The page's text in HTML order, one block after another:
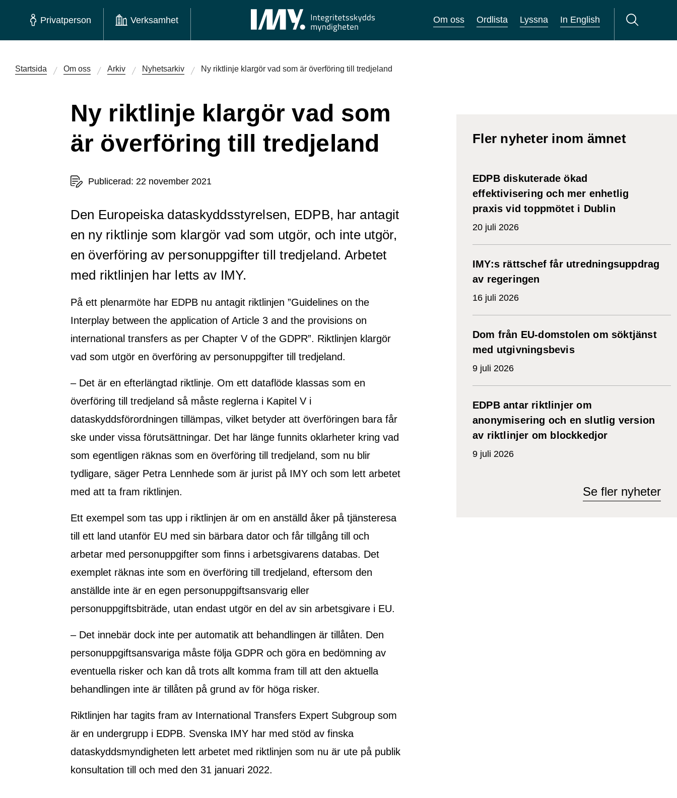
Privatperson Verksamhet Om oss Ordlista Lyssna In English
Startsida Om oss Arkiv Nyhetsarkiv Ny riktlinje klargör vad som är överföring till tredjeland
Ny riktlinje klargör vad som
är överföring till tredjeland
Publicerad: 22 november 2021
Den Europeiska dataskyddsstyrelsen, EDPB, har antagit
en ny riktlinje som klargör vad som utgör, och inte utgör,
en överföring av personuppgifter till tredjeland. Arbetet
med riktlinjen har letts av IMY.
På ett plenarmöte har EDPB nu antagit riktlinjen ”Guidelines on the
Interplay between the application of Article 3 and the provisions on
international transfers as per Chapter V of the GDPR”. Riktlinjen klargör
vad som utgör en överföring av personuppgifter till tredjeland.
– Det är en efterlängtad riktlinje. Om ett dataflöde klassas som en
överföring till tredjeland så måste reglerna i Kapitel V i
dataskyddsförordningen tillämpas, vilket betyder att överföringen bara får
ske under vissa förutsättningar. Det har länge funnits oklarheter kring vad
som egentligen räknas som en överföring till tredjeland, som nu blir
tydligare, säger Petra Lennhede som är jurist på IMY och som lett arbetet
med att ta fram riktlinjen.
Ett exempel som tas upp i riktlinjen är om en anställd åker på tjänsteresa
till ett land utanför EU med sin bärbara dator och får tillgång till och
arbetar med personuppgifter som finns i arbetsgivarens databas. Det
exemplet räknas inte som en överföring till tredjeland, eftersom den
anställde inte är en egen personuppgiftsansvarig eller
personuppgiftsbiträde, utan endast utgör en del av sin arbetsgivare i EU.
– Det innebär dock inte per automatik att behandlingen är tillåten. Den
personuppgiftsansvariga måste följa GDPR och göra en bedömning av
eventuella risker och kan då trots allt komma fram till att den aktuella
behandlingen inte är tillåten på grund av för höga risker.
Riktlinjen har tagits fram av International Transfers Expert Subgroup som
är en undergrupp i EDPB. Svenska IMY har med stöd av finska
dataskyddsmyndigheten lett arbetet med riktlinjen som nu är ute på publik
konsultation till och med den 31 januari 2022.
Fler nyheter inom ämnet
EDPB diskuterade ökad
effektivisering och mer enhetlig
praxis vid toppmötet i Dublin
20 juli 2026
IMY:s rättschef får utredningsuppdrag
av regeringen
16 juli 2026
Dom från EU-domstolen om söktjänst
med utgivningsbevis
9 juli 2026
EDPB antar riktlinjer om
anonymisering och en slutlig version
av riktlinjer om blockkedjor
9 juli 2026
Se fler nyheter